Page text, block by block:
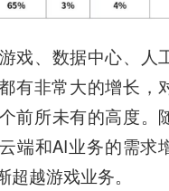
戏、数据中心、人
有非常大的增长，
前所未有的高度。
端和AI业务的需求
越游戏业务。